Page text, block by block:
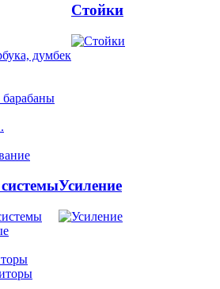
думбек
Стойки
Усиление